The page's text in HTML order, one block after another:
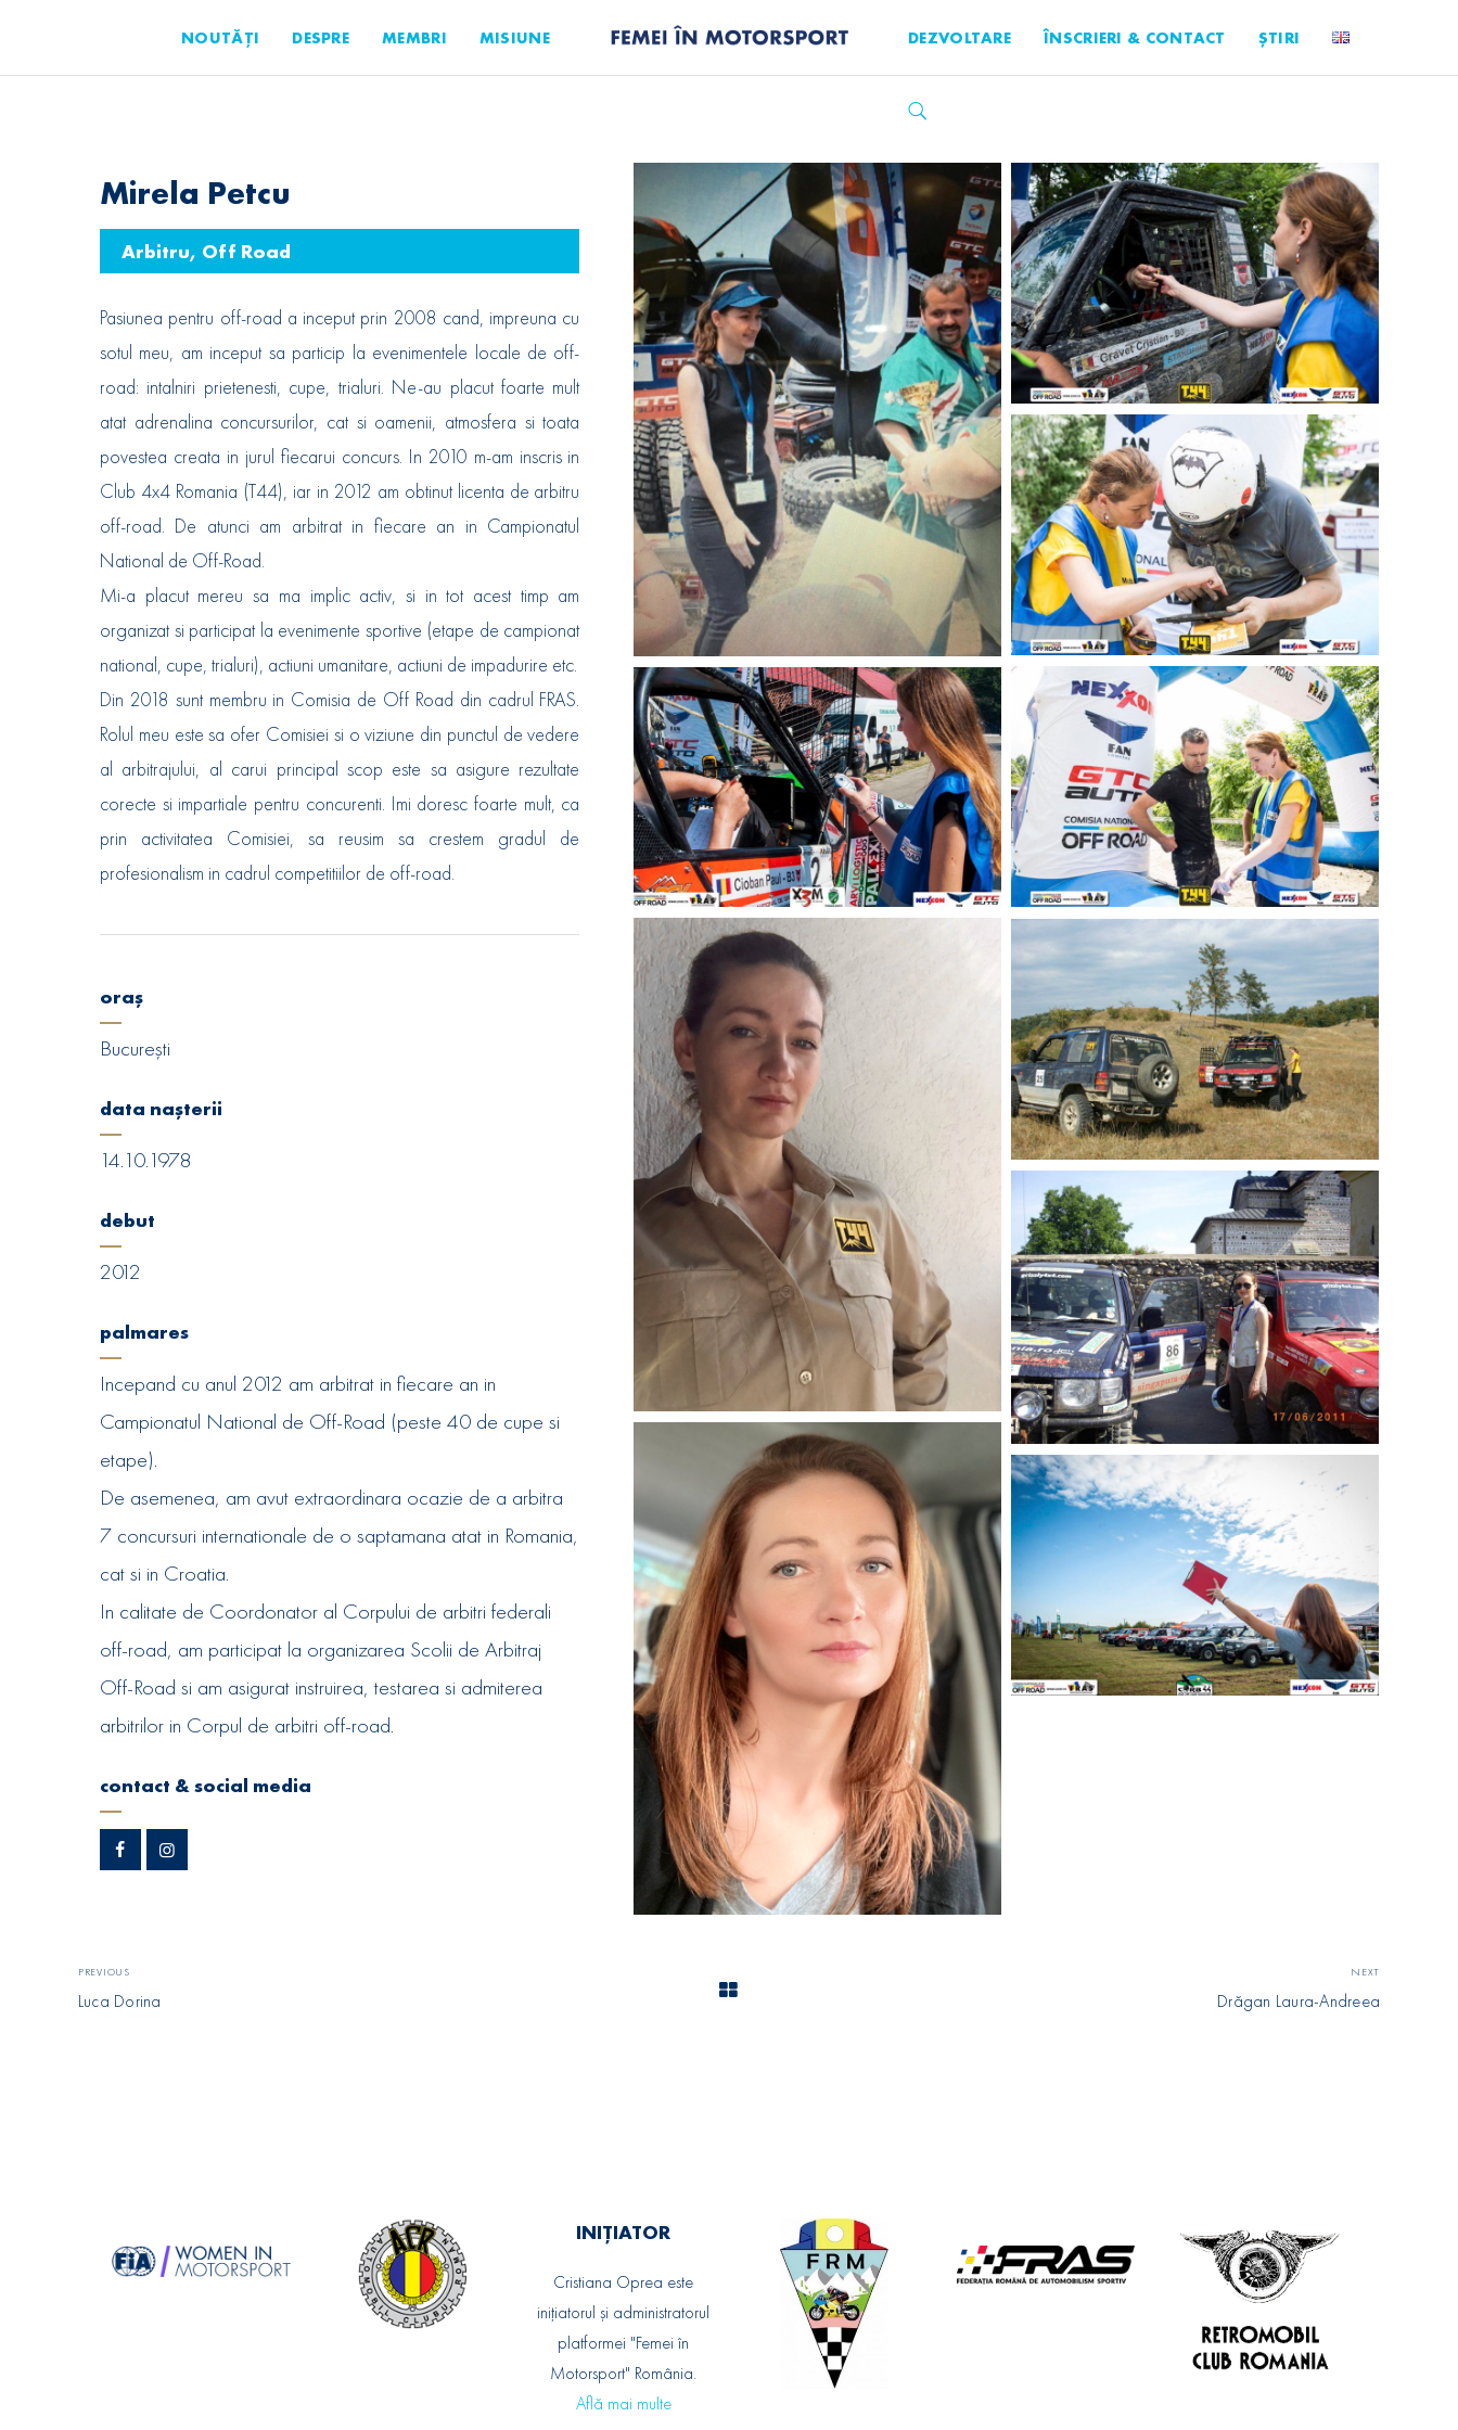
NOUTĂȚI DESPRE MEMBRI MISIUNE DEZVOLTARE ÎNSCRIERI & CONTACT ȘTIRI
Mirela Petcu
Arbitru, Off Road
Pasiunea pentru off-road a inceput prin 2008 cand, impreuna cu
sotul meu, am inceput sa particip la evenimentele locale de off-
road: intalniri prietenesti, cupe, trialuri. Ne-au placut foarte mult
atat adrenalina concursurilor, cat si oamenii, atmosfera si toata
povestea creata in jurul fiecarui concurs. In 2010 m-am inscris in
Club 4x4 Romania (T44), iar in 2012 am obtinut licenta de arbitru
off-road. De atunci am arbitrat in fiecare an in Campionatul
National de Off-Road.
Mi-a placut mereu sa ma implic activ, si in tot acest timp am
organizat si participat la evenimente sportive (etape de campionat
national, cupe, trialuri), actiuni umanitare, actiuni de impadurire etc.
Din 2018 sunt membru in Comisia de Off Road din cadrul FRAS.
Rolul meu este sa ofer Comisiei si o viziune din punctul de vedere
al arbitrajului, al carui principal scop este sa asigure rezultate
corecte si impartiale pentru concurenti. Imi doresc foarte mult, ca
prin activitatea Comisiei, sa reusim sa crestem gradul de
profesionalism in cadrul competitiilor de off-road.
oraș
București
data nașterii
14.10.1978
debut
2012
palmares
Incepand cu anul 2012 am arbitrat in fiecare an in
Campionatul National de Off-Road (peste 40 de cupe si
etape).
De asemenea, am avut extraordinara ocazie de a arbitra
7 concursuri internationale de o saptamana atat in Romania,
cat si in Croatia.
In calitate de Coordonator al Corpului de arbitri federali
off-road, am participat la organizarea Scolii de Arbitraj
Off-Road si am asigurat instruirea, testarea si admiterea
arbitrilor in Corpul de arbitri off-road.
contact & social media
PREVIOUS
Luca Dorina
NEXT
Drăgan Laura-Andreea
INIȚIATOR
Cristiana Oprea este
inițiatorul și administratorul
platformei "Femei în
Motorsport" România.
Află mai multe